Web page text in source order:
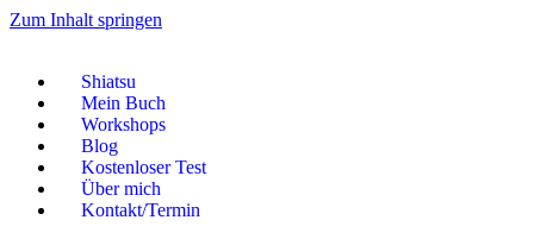
Zum Inhalt springen
Shiatsu
Mein Buch
Workshops
Blog
Kostenloser Test
Über mich
Kontakt/Termin